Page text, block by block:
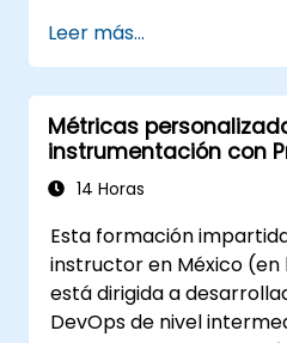
para crear paneles
reutilizables.
Implementar
para mejorar la
Leer más...
Métricas
instrumentación con
Grafana
14 Horas
Esta formación
instructor en México
está dirigida a
DevOps de nivel